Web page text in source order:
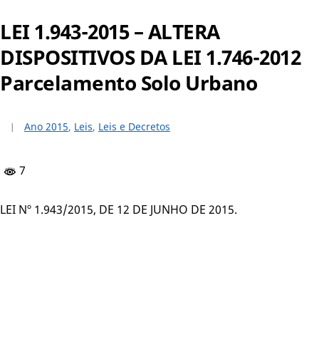
LEI 1.943-2015 – ALTERA
DISPOSITIVOS DA LEI 1.746-2012
Parcelamento Solo Urbano
Ano 2015, Leis, Leis e Decretos
7
LEI Nº 1.943/2015, DE 12 DE JUNHO DE 2015.